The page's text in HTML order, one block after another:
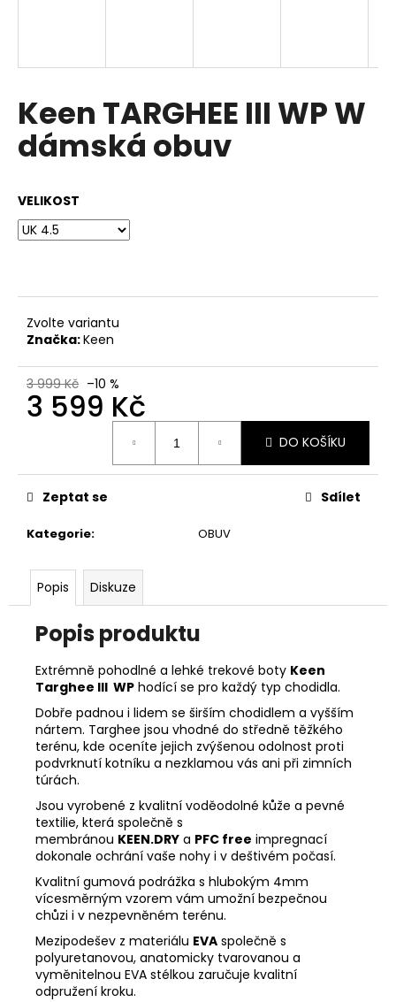
Keen TARGHEE III WP W
dámská obuv
VELIKOST
Zvolte variantu
Značka:Keen
3 999 Kč –10 %
3 599 Kč
DO KOŠÍKU
Kategorie: OBUV
Zeptat se Sdílet
Popis Diskuze
Popis produktu
Extrémně pohodlné a lehké trekové boty Keen
Targhee III WP hodící se pro každý typ chodidla.
Dobře padnou i lidem se širším chodidlem a vyšším
nártem. Targhee jsou vhodné do středně těžkého
terénu, kde oceníte jejich zvýšenou odolnost proti
podvrknutí kotníku a nezklamou vás ani při zimních
túrách.
Jsou vyrobené z kvalitní voděodolné kůže a pevné
textilie, která společně s
membránou KEEN.DRY a PFC free impregnací
dokonale ochrání vaše nohy i v deštivém počasí.
Kvalitní gumová podrážka s hlubokým 4mm
vícesměrným vzorem vám umožní bezpečnou
chůzi i v nezpevněném terénu.
Mezipodešev z materiálu EVA společně s
polyuretanovou, anatomicky tvarovanou a
vyměnitelnou EVA stélkou zaručuje kvalitní
odpružení kroku.
í
?
o
p
o
r
u
u
m
e
DÁMSKÉ
TRIKO
259
Kč
Původně:
399